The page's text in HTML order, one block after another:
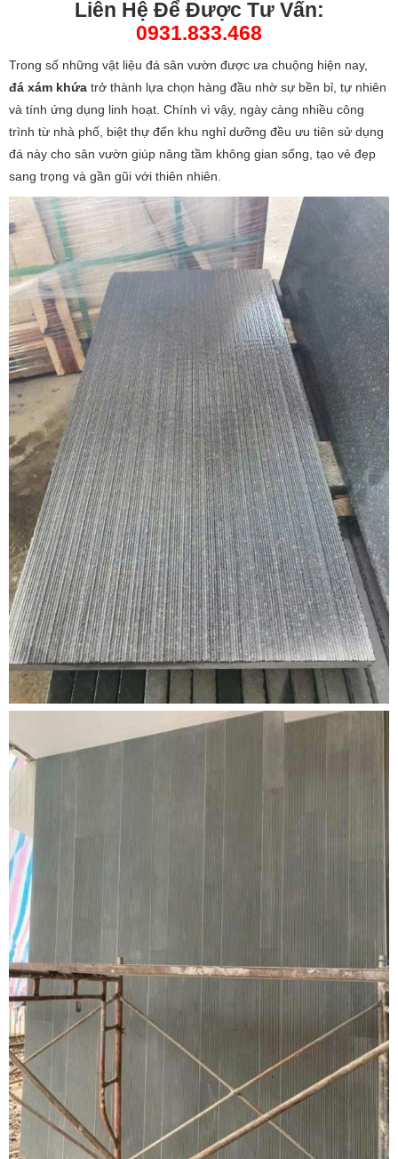
Liên Hệ Để Được Tư Vấn:
0931.833.468
Trong số những vật liệu đá sân vườn được ưa chuộng hiện nay,
đá xám khứa trở thành lựa chọn hàng đầu nhờ sự bền bỉ, tự nhiên
và tính ứng dụng linh hoạt. Chính vì vậy, ngày càng nhiều công
trình từ nhà phố, biệt thự đến khu nghỉ dưỡng đều ưu tiên sử dụng
đá này cho sân vườn giúp nâng tầm không gian sống, tạo vẻ đẹp
sang trọng và gần gũi với thiên nhiên.